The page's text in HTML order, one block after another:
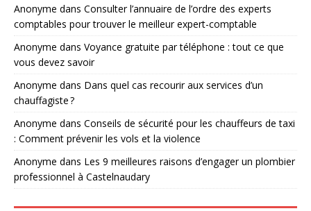
Anonyme dans Consulter l’annuaire de l’ordre des experts
comptables pour trouver le meilleur expert-comptable
Anonyme dans Voyance gratuite par téléphone : tout ce que
vous devez savoir
Anonyme dans Dans quel cas recourir aux services d’un
chauffagiste ?
Anonyme dans Conseils de sécurité pour les chauffeurs de taxi
: Comment prévenir les vols et la violence
Anonyme dans Les 9 meilleures raisons d’engager un plombier
professionnel à Castelnaudary